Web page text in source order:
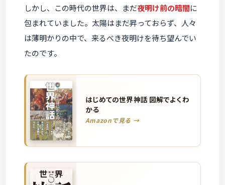
しかし、この時代の世界は、まだ夜明け前の暗闇に
包まれていました。太陽はまだ昇っておらず、人々
は薄明かりの中で、来るべき夜明けを待ち望んでい
たのです。
はじめての世界神話 図解でよくわ
かる
Amazonで見る →